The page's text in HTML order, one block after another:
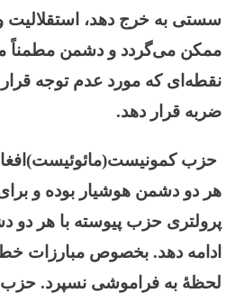
سستی به خرج دهد، استقلالیت
ممکن می‌گردد و دشمن مطمناً
نقطه‌ای که مورد عدم توجه
ضربه قرار دهد.
حزب
هر دو دشمن هوشیار بوده و
پرولتری حزب پیوسته با هر دو
ادامه دهد. بخصوص مبارزات
لحظۀ به فراموشی نسپرد.